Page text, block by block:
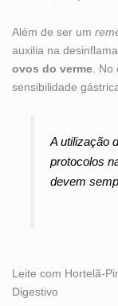
Além de ser um
auxilia na
ovos do verme .
sensibilidade
A utilização
protocolos
devem
Leite com Hortelã-
Digestivo